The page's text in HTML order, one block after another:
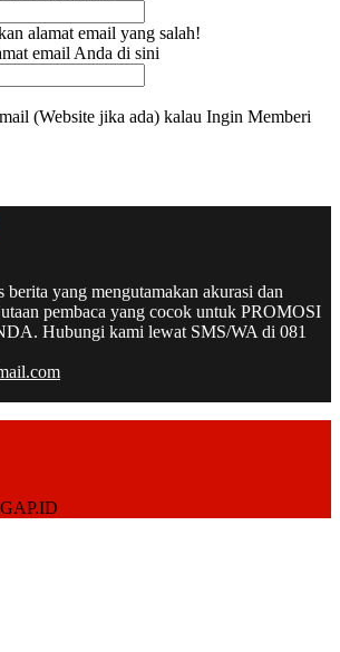
alamat email yang salah!
email Anda di sini
(Website jika ada) kalau Ingin Memberi
berita yang mengutamakan akurasi dan
pembaca yang cocok untuk PROMOSI
Hubungi kami lewat SMS/WA di 081